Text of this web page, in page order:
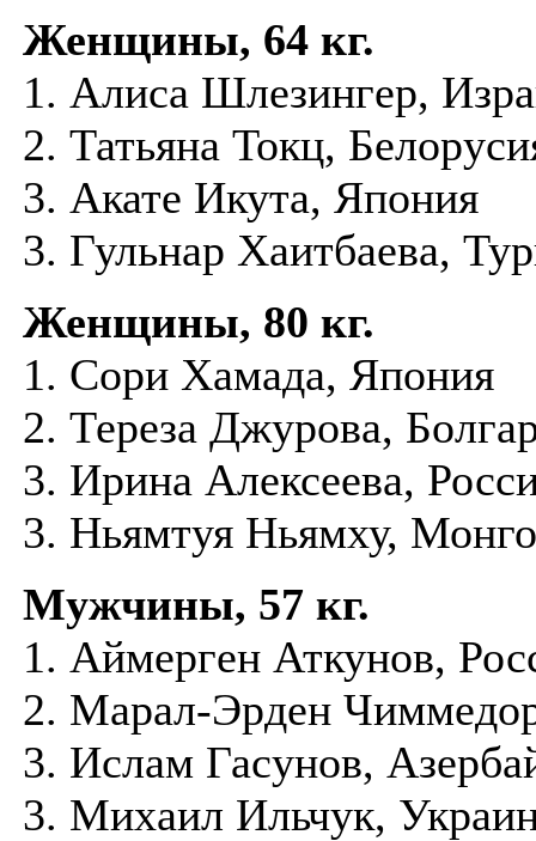
Женщины, 64 кг.
1. Алиса Шлезингер,
2. Татьяна Токц,
3. Акате Икута, Япония
3. Гульнар Хаитбаева,
Женщины, 80 кг.
1. Сори Хамада, Япония
2. Тереза Джурова,
3. Ирина Алексеева,
3. Ньямтуя Ньямху,
Мужчины, 57 кг.
1. Аймерген Аткунов,
2. Марал-Эрден
3. Ислам Гасунов,
3. Михаил Ильчук,